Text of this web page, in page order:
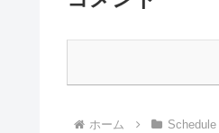
ホーム Schedule